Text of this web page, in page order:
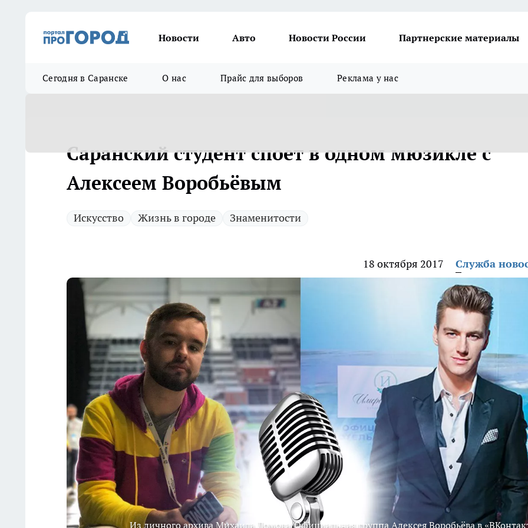
Новости Авто Новости России Партнерские материалы
Сегодня в Саранске О нас Прайс для выборов Реклама у нас
Саранский студент споет в одном мюзикле с
Алексеем Воробьёвым
Искусство Жизнь в городе Знаменитости
18 октября 2017 Служба
Из личного архива Михаила Ломова/Официальная группа Алексея Воробьёва в